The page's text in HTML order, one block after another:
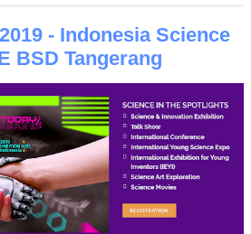
- Indonesia Science
BSD Tangerang